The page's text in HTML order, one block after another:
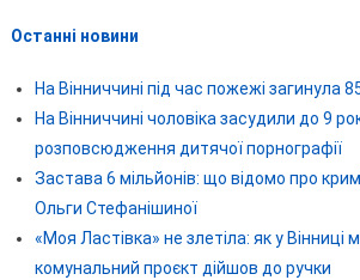
Останні новини
На Вінниччині під час пожежі загинула
На Вінниччині чоловіка засудили до 9
розповсюдження дитячої порнографії
Застава 6 мільйонів: що відомо про
Ольги Стефанішиної
«Моя Ластівка» не злетіла: як у Вінниці
комунальний проєкт дійшов до ручки